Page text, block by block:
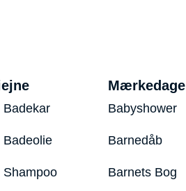
Badekar
Badeolie
Shampoo
Mærkedage
Babyshower
Barnedåb
Barnets Bog